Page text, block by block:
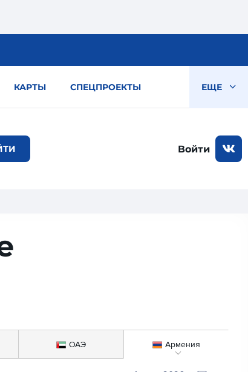
КАРТЫ СПЕЦПРОЕКТЫ ЕЩЕ
Войти
ОАЭ Армения